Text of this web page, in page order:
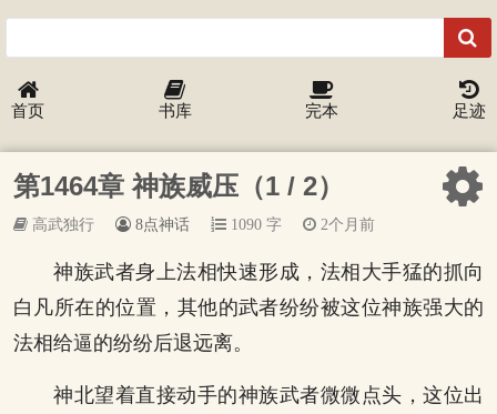
首页 书库 完本 足迹
第1464章 神族威压（1 / 2）
高武独行 8点神话 1090 字 2个月前
神族武者身上法相快速形成，法相大手猛的抓向
白凡所在的位置，其他的武者纷纷被这位神族强大的
法相给逼的纷纷后退远离。
神北望着直接动手的神族武者微微点头，这位出